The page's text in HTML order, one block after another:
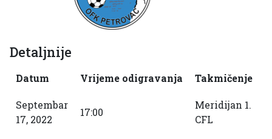
Detaljnije
Datum Vrijeme odigravanja Takmičenje
Septembar
17, 2022
17:00
Meridijan 1.
CFL